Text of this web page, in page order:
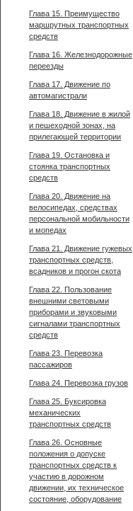
Глава 15. Преимущество
маршрутных транспортных
средств
Глава 16. Железнодорожные
переезды
Глава 17. Движение по
автомагистрали
Глава 18. Движение в жилой
и пешеходной зонах, на
прилегающей территории
Глава 19. Остановка и
стоянка транспортных
средств
Глава 20. Движение на
велосипедах, средствах
персональной мобильности
и мопедах
Глава 21. Движение гужевых
транспортных средств,
всадников и прогон скота
Глава 22. Пользование
внешними световыми
приборами и звуковыми
сигналами транспортных
средств
Глава 23. Перевозка
пассажиров
Глава 24. Перевозка грузов
Глава 25. Буксировка
механических
транспортных средств
Глава 26. Основные
положения о допуске
транспортных средств к
участию в дорожном
движении, их техническое
состояние, оборудование